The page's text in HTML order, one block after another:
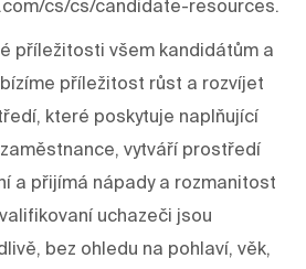
cs/cs/candidate-resources.
příležitosti všem kandidátům a
příležitost růst a rozvíjet
které poskytuje naplňující
vytváří prostředí
a přijímá nápady a rozmanitost
uchazeči jsou
bez ohledu na pohlaví, věk,